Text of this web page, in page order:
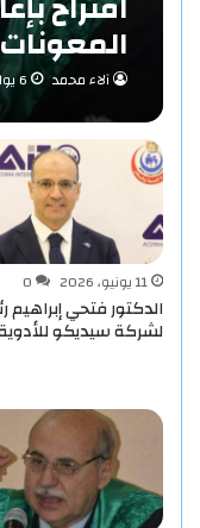
مفهوم
حاتم
آلاء محمد 6 يوليو، 2026
11 يونيو، 2026 0
الدكتور فتحي إبراهيم
لشركة سيديكو